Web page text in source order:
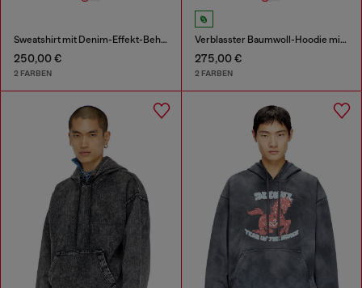
Sweatshirt mit Denim-Effekt-Behandlung
250,00 €
2 FARBEN
Verblasster Baumwoll-Hoodie mit ausgefransten Details
275,00 €
2 FARBEN